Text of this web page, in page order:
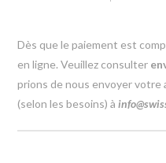
Dès que le paiement est
en ligne. Veuillez consulter
prions de nous envoyer votre
(selon les besoins) à